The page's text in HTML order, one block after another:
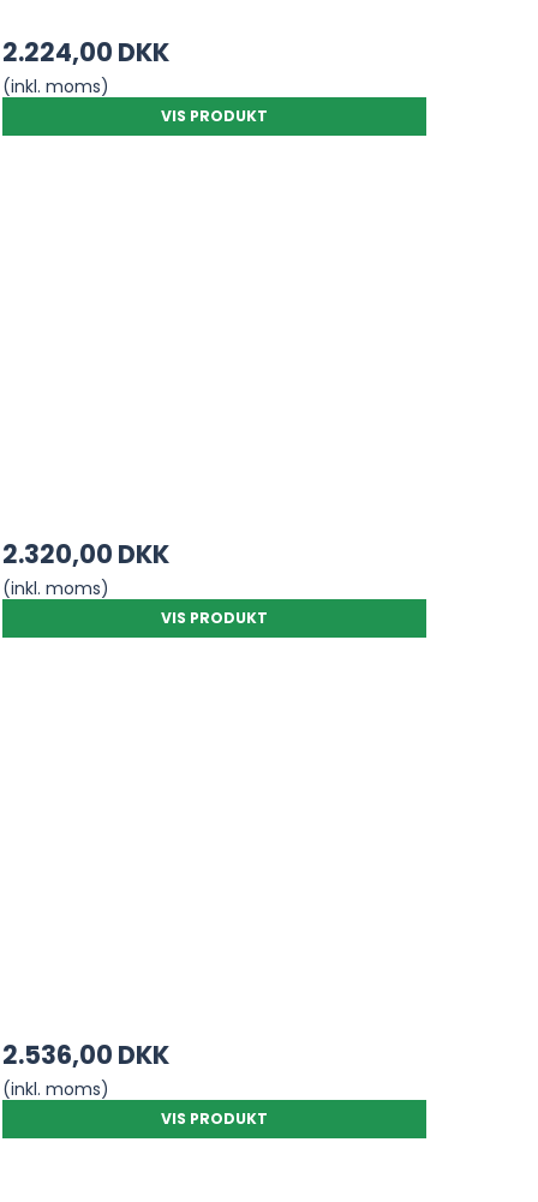
2.224,00 DKK
(inkl. moms)
VIS PRODUKT
2.320,00 DKK
(inkl. moms)
VIS PRODUKT
2.536,00 DKK
(inkl. moms)
VIS PRODUKT